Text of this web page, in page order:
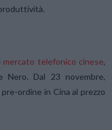
mercato telefonico cinese,
Nero. Dal 23 novembre,
ordine in Cina al prezzo